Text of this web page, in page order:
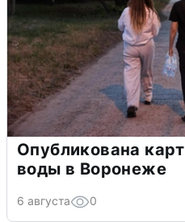
Опубликована
воды в Воронеже
6 августа 0